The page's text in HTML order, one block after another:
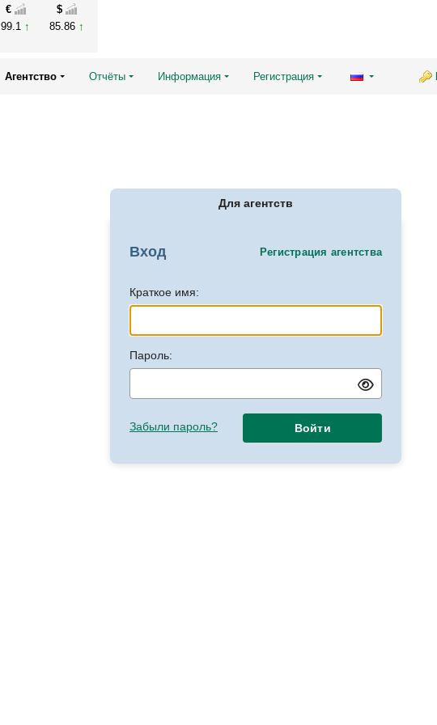
€
$
99.1
85.86
Агентство Отчёты Информация Регистрация
Для агентств
Вход Регистрация агентства
Краткое имя:
Пароль:
Забыли пароль? Войти